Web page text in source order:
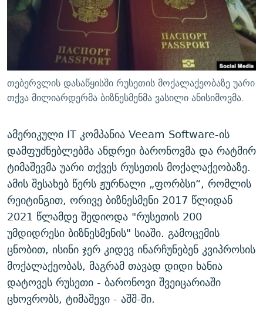
ᲛᲝᲚᲐᲞᲐᲠᲐᲙᲔ ᲢᲔᲥᲡᲢᲔᲑᲘ
ᲨᲘᲜ - ᲣᲪᲮᲝᲔᲗᲨᲘ
ᲚᲘᲢᲔᲠᲐᲢᲣᲠᲣᲚᲘ ᲬᲐᲮᲜᲐᲒᲔᲑᲘ
ᲐᲛᲔᲠᲘᲙᲣᲚᲘ ᲛᲝᲗᲮᲠᲝᲑᲐ
ᲘᲛᲞᲔᲠᲘᲐ ᲓᲐ ᲠᲐᲓᲘᲝ
ᲩᲔᲛᲘ ᲡᲘᲙᲕᲓᲘᲚᲘᲡ ᲛᲘᲖᲔᲖᲘᲐ COVID-19
11 ᲬᲔᲚᲘ - 11 ᲐᲛᲑᲐᲕᲘ
ᲡᲐᲞᲐᲠᲚᲐᲛᲔᲜᲢᲝ ᲐᲠᲩᲔᲕᲜᲔᲑᲘᲡ ᲘᲡᲢᲝᲠᲘᲐ
ᲑᲐᲕᲨᲕᲔᲑᲘ ᲞᲠᲝᲡᲢᲘᲢᲣᲪᲘᲐᲨᲘ - ᲐᲛᲝᲣᲗᲥᲛᲔᲚᲘ ᲐᲛᲑᲐᲕᲘ
5 ᲐᲛᲑᲐᲕᲘ - 20 ᲘᲕᲜᲘᲡᲡ ᲓᲐᲨᲐᲕᲔᲑᲣᲚᲔᲑᲘ
ПРИВЕТ ᲙᲣᲚᲢᲣᲠᲐ
ᲒᲐᲛᲝᲘᲬᲔᲠᲔ
რთე/რთ-ის ყველა საიტი
თებერვლის დასაწყისში რუსეთის მოქალაქეობაზე უარი
თქვა მილიარდერმა ბიზნესმენმა ვასილი ანისიმოვმა.
ამერიკული IT კომპანია Veeam Software-ის
დამფუძნებლებმა ანდრეი ბარონოვმა და რატმირ
ტიმაშევმა უარი თქვეს რუსეთის მოქალაქეობაზე.
ამის შესახებ წერს ჟურნალი „ფორბსი“, რომლის
რეიტინგით, ორივე ბიზნესმენი 2017 წლიდან
2021 წლამდე შედიოდა "რუსეთის 200
უმდიდრესი ბიზნესმენის" სიაში. გამოცემის
ცნობით, ისინი ჯერ კიდევ ინარჩუნებენ კვიპროსის
მოქალაქეობას, მაგრამ თავად დიდი ხანია
დატოვეს რუსეთი - ბარონოვი შვეიცარიაში
ცხოვრობს, ტიმაშევი - აშშ-ში.